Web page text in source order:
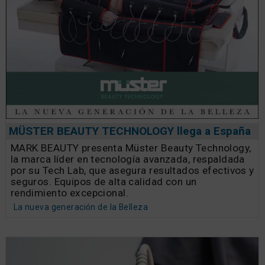
MÜSTER BEAUTY TECHNOLOGY llega a España
MARK BEAUTY presenta Müster Beauty Technology,
la marca líder en tecnología avanzada, respaldada
por su Tech Lab, que asegura resultados efectivos y
seguros. Equipos de alta calidad con un
rendimiento excepcional.
La nueva generación de la Belleza